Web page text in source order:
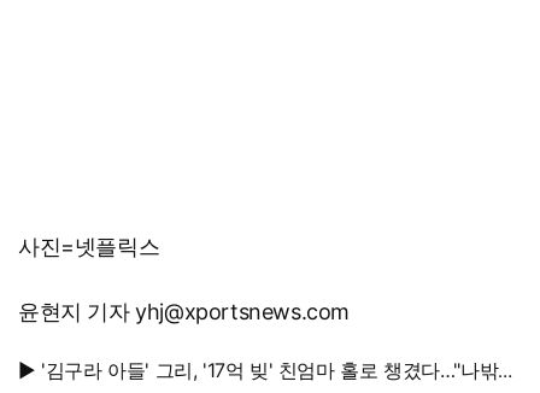
사진=넷플릭스
윤현지 기자 yhj@xportsnews.com
▶ '김구라 아들' 그리, '17억 빚' 친엄마 홀로 챙겼다…"나밖에